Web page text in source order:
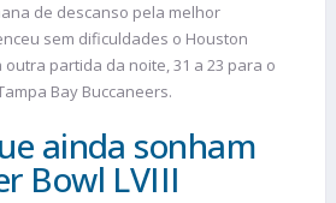
de descanso pela melhor
sem dificuldades o Houston
outra partida da noite, 31 a 23 para o
Bay Buccaneers.
ainda sonham
Bowl LVIII